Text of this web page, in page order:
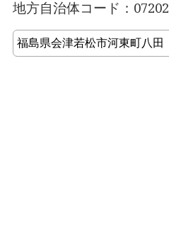
地方自治体コード：07202